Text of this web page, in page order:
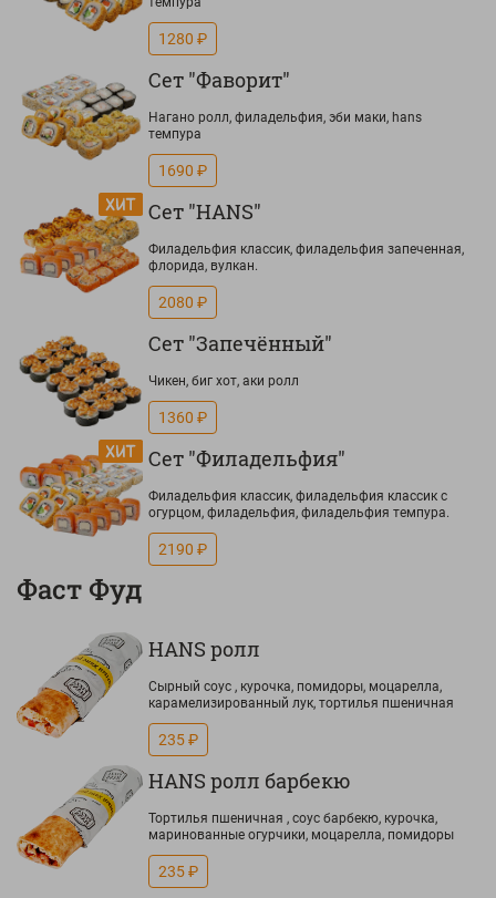
1280 ₽
Сет "Фаворит"
Нагано ролл, филадельфия, эби маки, hans
темпура
1690 ₽
Сет "HANS"
Филадельфия классик, филадельфия запеченная,
флорида, вулкан.
2080 ₽
Сет "Запечённый"
Чикен, биг хот, аки ролл
1360 ₽
Сет "Филадельфия"
Филадельфия классик, филадельфия классик с
огурцом, филадельфия, филадельфия темпура.
2190 ₽
Фаст Фуд
HANS ролл
Сырный соус , курочка, помидоры, моцарелла,
карамелизированный лук, тортилья пшеничная
235 ₽
HANS ролл барбекю
Тортилья пшеничная , соус барбекю, курочка,
маринованные огурчики, моцарелла, помидоры
235 ₽